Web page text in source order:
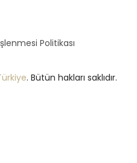
Politikası
. Bütün hakları saklıdır.